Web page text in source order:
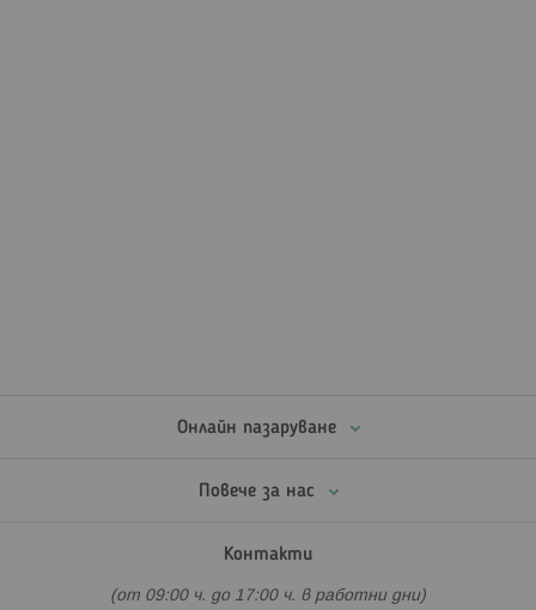
Онлайн пазаруване
Повече за нас
Контакти
(от 09:00 ч. до 17:00 ч. в работни дни)